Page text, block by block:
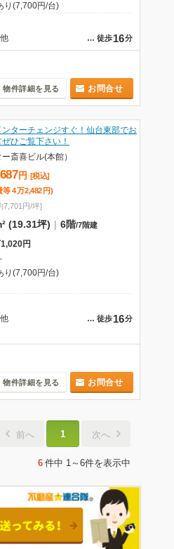
り(7,700円/台)
… 徒歩16分
他
物件詳細を見る お問合せ
ターチェンジすぐ！仙台東部でお
ひご覧下さい！
斎喜ビル(本館）
円
[税込]
等 4万2,482 円)
7,701円/坪]
(19.31坪) | 6階/7階建
円
り(7,700円/台)
… 徒歩16分
他
物件詳細を見る お問合せ
前へ 1 次へ
6 件中 1～6件を表示中